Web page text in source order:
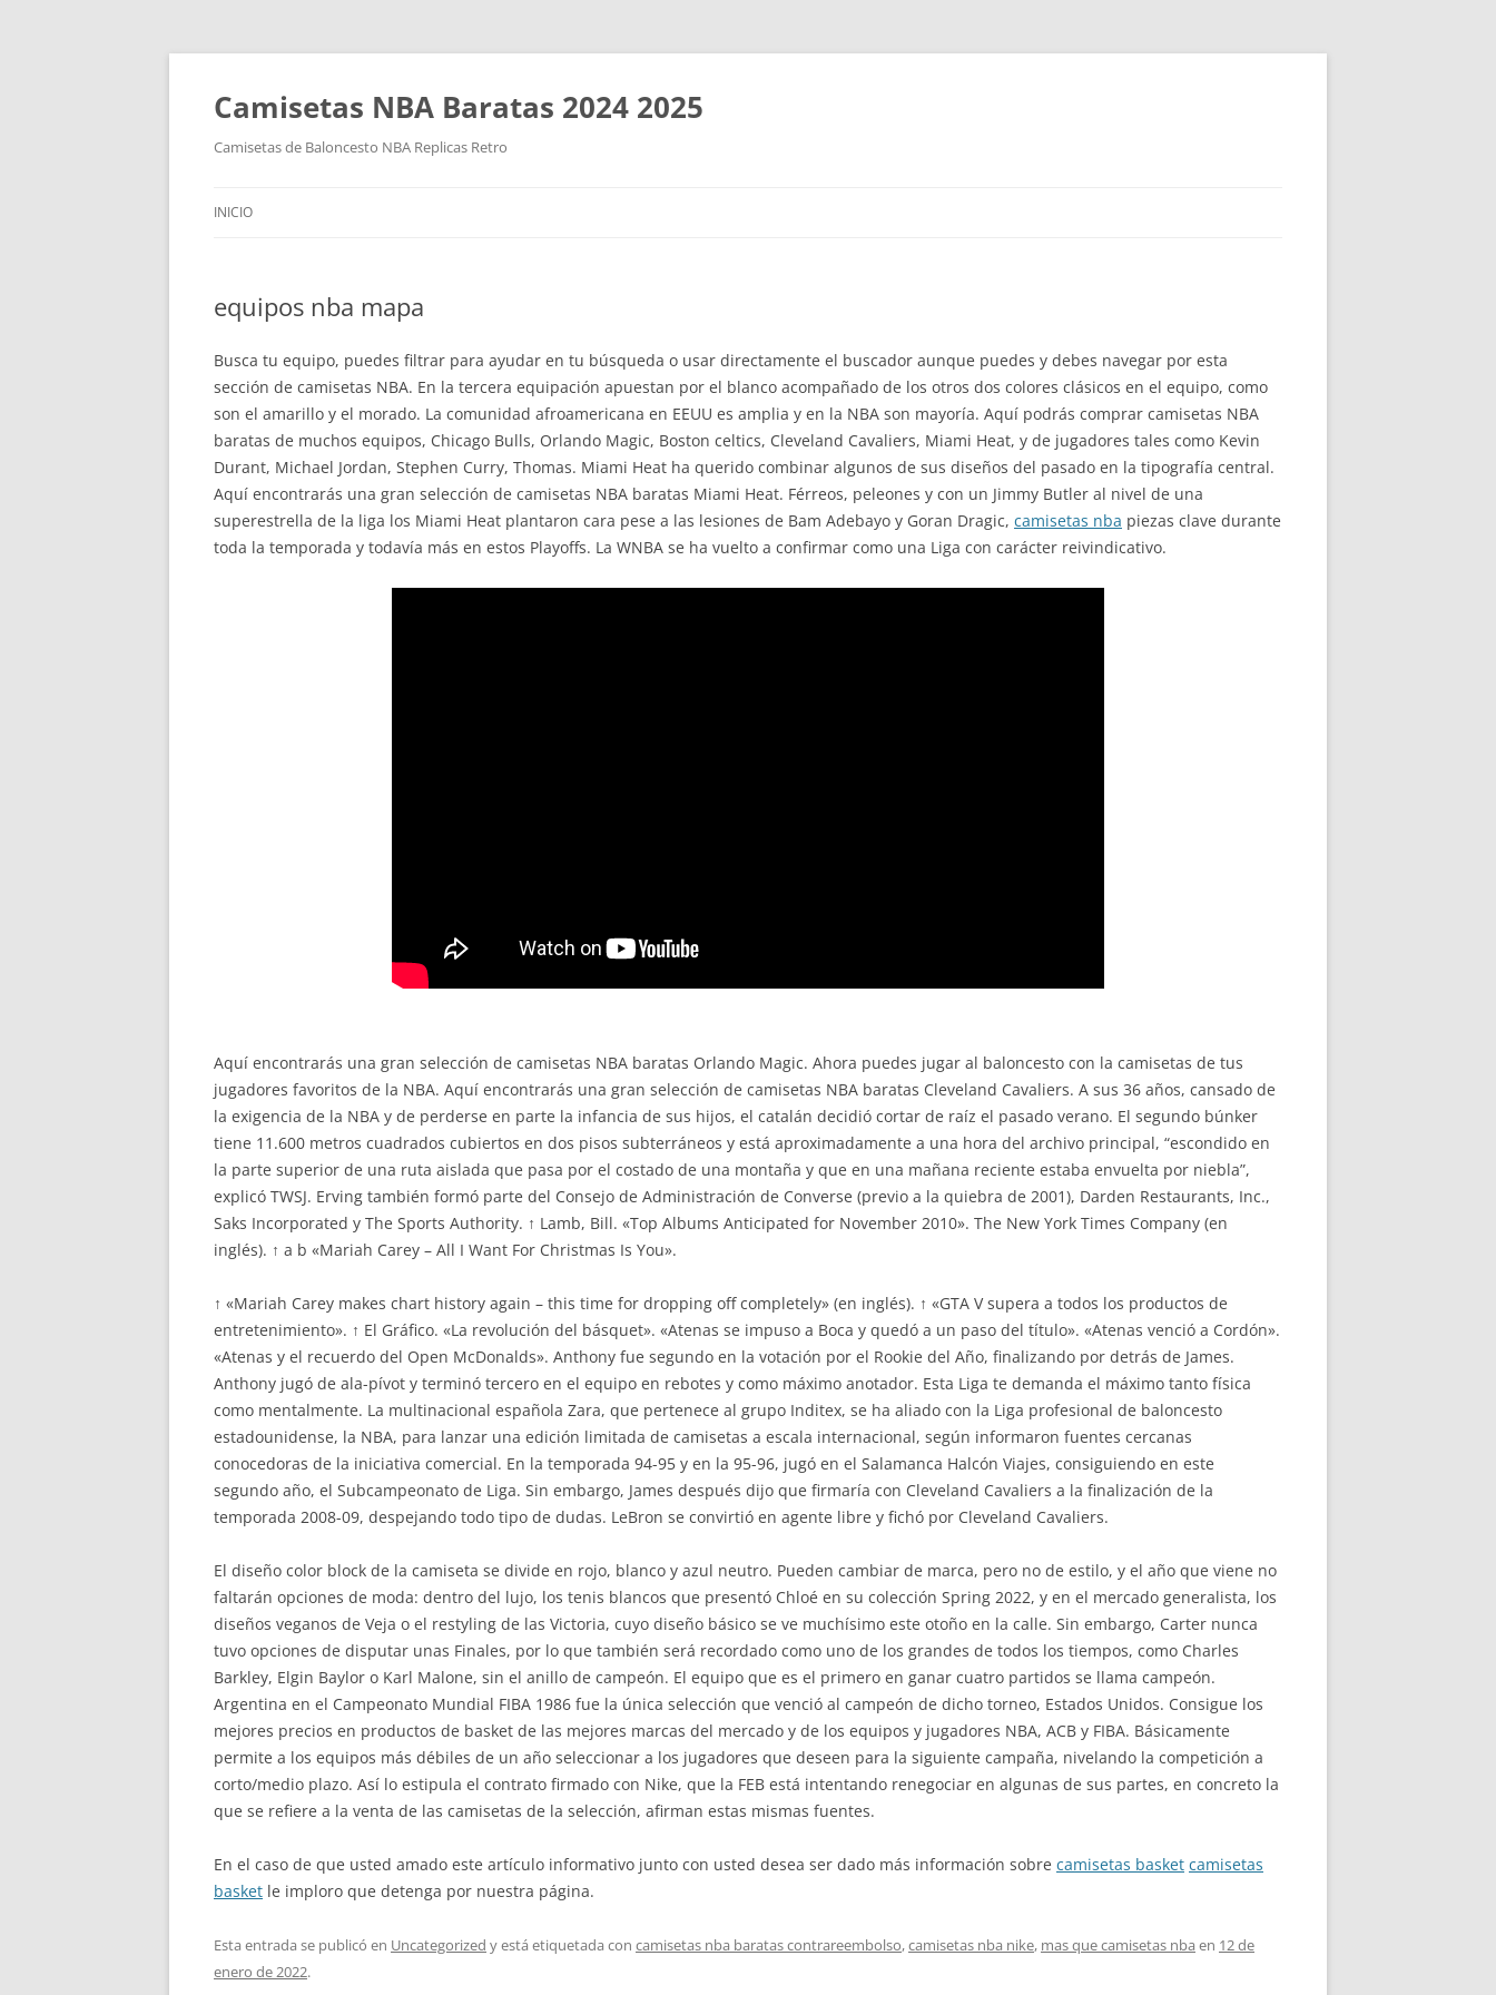
Camisetas NBA Baratas 2024 2025
Camisetas de Baloncesto NBA Replicas Retro
INICIO
equipos nba mapa
Busca tu equipo, puedes filtrar para ayudar en tu búsqueda o usar directamente el buscador aunque puedes y debes navegar por esta
sección de camisetas NBA. En la tercera equipación apuestan por el blanco acompañado de los otros dos colores clásicos en el equipo, como
son el amarillo y el morado. La comunidad afroamericana en EEUU es amplia y en la NBA son mayoría. Aquí podrás comprar camisetas NBA
baratas de muchos equipos, Chicago Bulls, Orlando Magic, Boston celtics, Cleveland Cavaliers, Miami Heat, y de jugadores tales como Kevin
Durant, Michael Jordan, Stephen Curry, Thomas. Miami Heat ha querido combinar algunos de sus diseños del pasado en la tipografía central.
Aquí encontrarás una gran selección de camisetas NBA baratas Miami Heat. Férreos, peleones y con un Jimmy Butler al nivel de una
superestrella de la liga los Miami Heat plantaron cara pese a las lesiones de Bam Adebayo y Goran Dragic, camisetas nba piezas clave durante
toda la temporada y todavía más en estos Playoffs. La WNBA se ha vuelto a confirmar como una Liga con carácter reivindicativo.
Aquí encontrarás una gran selección de camisetas NBA baratas Orlando Magic. Ahora puedes jugar al baloncesto con la camisetas de tus
jugadores favoritos de la NBA. Aquí encontrarás una gran selección de camisetas NBA baratas Cleveland Cavaliers. A sus 36 años, cansado de
la exigencia de la NBA y de perderse en parte la infancia de sus hijos, el catalán decidió cortar de raíz el pasado verano. El segundo búnker
tiene 11.600 metros cuadrados cubiertos en dos pisos subterráneos y está aproximadamente a una hora del archivo principal, “escondido en
la parte superior de una ruta aislada que pasa por el costado de una montaña y que en una mañana reciente estaba envuelta por niebla”,
explicó TWSJ. Erving también formó parte del Consejo de Administración de Converse (previo a la quiebra de 2001), Darden Restaurants, Inc.,
Saks Incorporated y The Sports Authority. ↑ Lamb, Bill. «Top Albums Anticipated for November 2010». The New York Times Company (en
inglés). ↑ a b «Mariah Carey – All I Want For Christmas Is You».
↑ «Mariah Carey makes chart history again – this time for dropping off completely» (en inglés). ↑ «GTA V supera a todos los productos de
entretenimiento». ↑ El Gráfico. «La revolución del básquet». «Atenas se impuso a Boca y quedó a un paso del título». «Atenas venció a Cordón».
«Atenas y el recuerdo del Open McDonalds». Anthony fue segundo en la votación por el Rookie del Año, finalizando por detrás de James.
Anthony jugó de ala-pívot y terminó tercero en el equipo en rebotes y como máximo anotador. Esta Liga te demanda el máximo tanto física
como mentalmente. La multinacional española Zara, que pertenece al grupo Inditex, se ha aliado con la Liga profesional de baloncesto
estadounidense, la NBA, para lanzar una edición limitada de camisetas a escala internacional, según informaron fuentes cercanas
conocedoras de la iniciativa comercial. En la temporada 94-95 y en la 95-96, jugó en el Salamanca Halcón Viajes, consiguiendo en este
segundo año, el Subcampeonato de Liga. Sin embargo, James después dijo que firmaría con Cleveland Cavaliers a la finalización de la
temporada 2008-09, despejando todo tipo de dudas. LeBron se convirtió en agente libre y fichó por Cleveland Cavaliers.
El diseño color block de la camiseta se divide en rojo, blanco y azul neutro. Pueden cambiar de marca, pero no de estilo, y el año que viene no
faltarán opciones de moda: dentro del lujo, los tenis blancos que presentó Chloé en su colección Spring 2022, y en el mercado generalista, los
diseños veganos de Veja o el restyling de las Victoria, cuyo diseño básico se ve muchísimo este otoño en la calle. Sin embargo, Carter nunca
tuvo opciones de disputar unas Finales, por lo que también será recordado como uno de los grandes de todos los tiempos, como Charles
Barkley, Elgin Baylor o Karl Malone, sin el anillo de campeón. El equipo que es el primero en ganar cuatro partidos se llama campeón.
Argentina en el Campeonato Mundial FIBA 1986 fue la única selección que venció al campeón de dicho torneo, Estados Unidos. Consigue los
mejores precios en productos de basket de las mejores marcas del mercado y de los equipos y jugadores NBA, ACB y FIBA. Básicamente
permite a los equipos más débiles de un año seleccionar a los jugadores que deseen para la siguiente campaña, nivelando la competición a
corto/medio plazo. Así lo estipula el contrato firmado con Nike, que la FEB está intentando renegociar en algunas de sus partes, en concreto la
que se refiere a la venta de las camisetas de la selección, afirman estas mismas fuentes.
En el caso de que usted amado este artículo informativo junto con usted desea ser dado más información sobre camisetas basket camisetas
basket le imploro que detenga por nuestra página.
Esta entrada se publicó en Uncategorized y está etiquetada con camisetas nba baratas contrareembolso,camisetas nba nike, mas que camisetas nba en 12 de
enero de 2022.